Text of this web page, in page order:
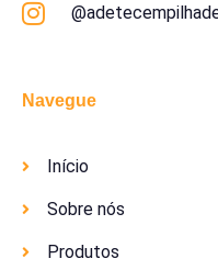
Navegue
Início
Sobre nós
Produtos